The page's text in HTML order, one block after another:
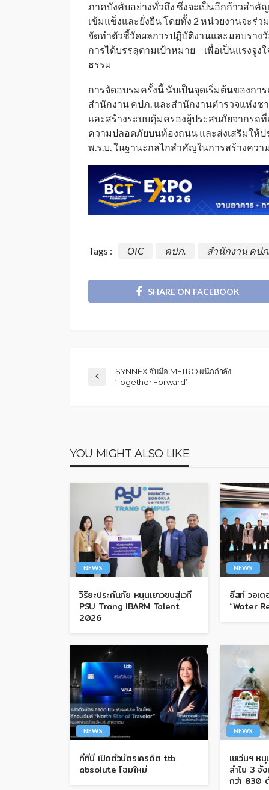
ภาคบังคับอย่างทั่วถึง ซึ่งจะเป็นอีกก้าวสำ
เข้มแข็งและยั่งยืน โดยทั้ง 2 หน่วยงานจะร่
จัดทำตัวชี้วัดผลการปฏิบัติงานและมอบราง
การได้บรรลุตามเป้าหมาย เพื่อเป็นแรงจูง
ธรรม
การจัดอบรมครั้งนี้ นับเป็นจุดเริ่มต้นของกา
สำนักงาน คปภ. และสำนักงานตำรวจแห่ง
และสร้างระบบคุ้มครองผู้ประสบภัยจากรถ
ความปลอดภัยบนท้องถนน และส่งเสริมให้
พ.ร.บ. ในฐานะกลไกสำคัญในการสร้างคว
Tags : OIC คปภ. สำนักงาน คป
SHARE ON FACEBOOK
SYNNEX จับมือ METRO ผนึกกำลัง
‘Together Forward’
YOU MIGHT ALSO LIKE
NEWS
วิริยะประกันภัย หนุนเยาวชนสู่เวที
PSU Trang IBARM Talent
2026
NEWS
อีสท์ วอเ
“Water
NEWS
ทีทีบี เปิดตัวบัตรเครดิต ttb
absolute โฉมใหม่
NEWS
เซเว่นฯ ห
ลำไย 3 จั
กว่า 830